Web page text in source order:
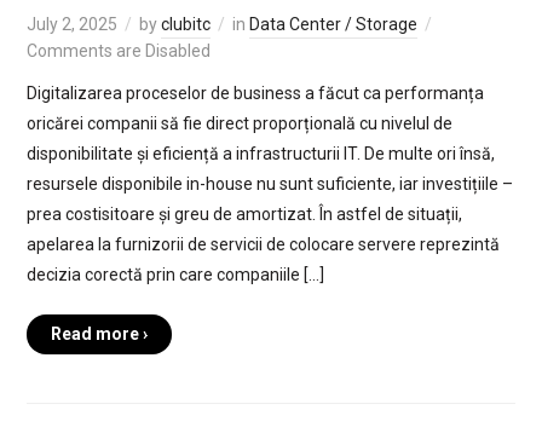
July 2, 2025 byclubitc in Data Center / Storage
Comments are Disabled
Digitalizarea proceselor de business a făcut ca performanța
oricărei companii să fie direct proporțională cu nivelul de
disponibilitate și eficiență a infrastructurii IT. De multe ori însă,
resursele disponibile in-house nu sunt suficiente, iar investițiile –
prea costisitoare și greu de amortizat. În astfel de situații,
apelarea la furnizorii de servicii de colocare servere reprezintă
decizia corectă prin care companiile […]
Read more ›